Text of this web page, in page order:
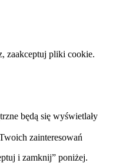
zaakceptuj pliki cookie.
będą się wyświetlały
zainteresowań
i zamknij” poniżej.